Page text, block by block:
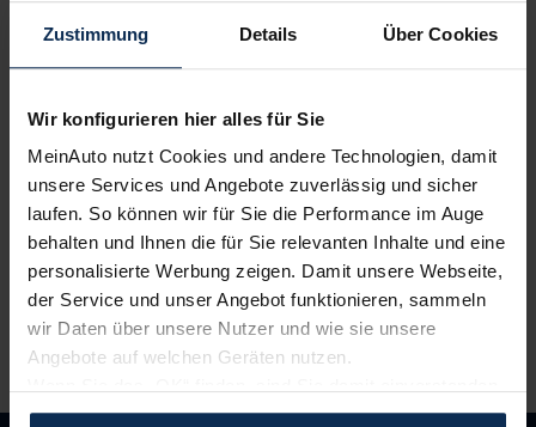
Zustimmung Details Über Cookies
Wir konfigurieren hier alles für Sie
MeinAuto nutzt Cookies und andere Technologien, damit
unsere Services und Angebote zuverlässig und sicher
laufen. So können wir für Sie die Performance im Auge
behalten und Ihnen die für Sie relevanten Inhalte und eine
personalisierte Werbung zeigen. Damit unsere Webseite,
der Service und unser Angebot funktionieren, sammeln
wir Daten über unsere Nutzer und wie sie unsere
Angebote auf welchen Geräten nutzen.
und erlauben uns Cookies für unseren Service zu
2.Bestes Angebot wählen
Du erhältst ein
Ansprechpartner. Alles klar? Bestelle deinen
3.Einfach losfahren
Wir lieferndeinen Neuwagen – auf Wunsch sogar
vor die Haustür. Und auch während der Laufzeit
genießt du alle Vorteile von MeinAuto.de wie zum
Beispielfreie Werkstattwahlund persönlichen
Ansprechpartner.